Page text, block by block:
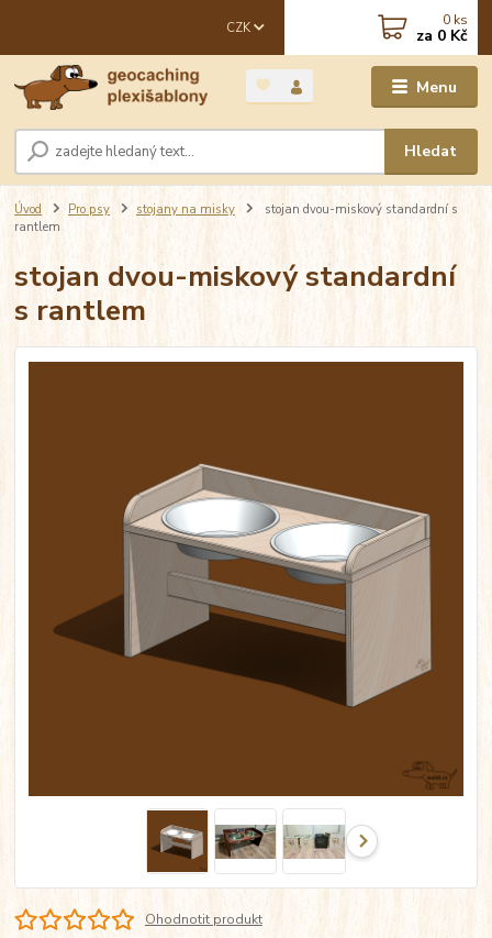
Menu
CZK
Hledat
0 ks
za 0 Kč
Úvod Pro psy stojany na misky
stojan dvou-miskový standardní s
rantlem
stojan dvou-miskový standardní
s rantlem
Ohodnotit produkt